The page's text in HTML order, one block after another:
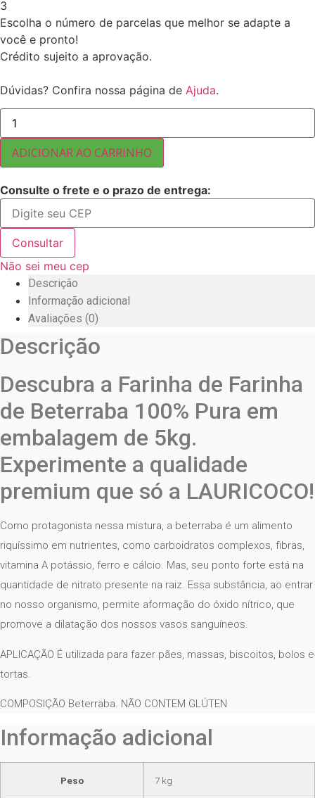
3
Escolha o número de parcelas que melhor se adapte a
você e pronto!
Crédito sujeito a aprovação.
Dúvidas? Confira nossa página de Ajuda.
FARINHA
DE
BETERRABA
100%
PURA
5
quantidade
ADICIONAR AO CARRINHO
Consulte o frete e o prazo de entrega:
Consultar
Não sei meu cep
Descrição
Informação adicional
Avaliações (0)
Descrição
Descubra a Farinha de Farinha
de Beterraba 100% Pura em
embalagem de 5kg.
Experimente a qualidade
premium que só a LAURICOCO!
Como protagonista nessa mistura, a beterraba é um alimento
riquíssimo em nutrientes, como carboidratos complexos, fibras,
vitamina A potássio, ferro e cálcio. Mas, seu ponto forte está na
quantidade de nitrato presente na raiz. Essa substância, ao entrar
no nosso organismo, permite aformação do óxido nítrico, que
promove a dilatação dos nossos vasos sanguíneos.
APLICAÇÃO É utilizada para fazer pães, massas, biscoitos, bolos e
tortas.
COMPOSIÇÃO Beterraba. NÃO CONTEM GLÚTEN
Informação adicional
Peso 7 kg